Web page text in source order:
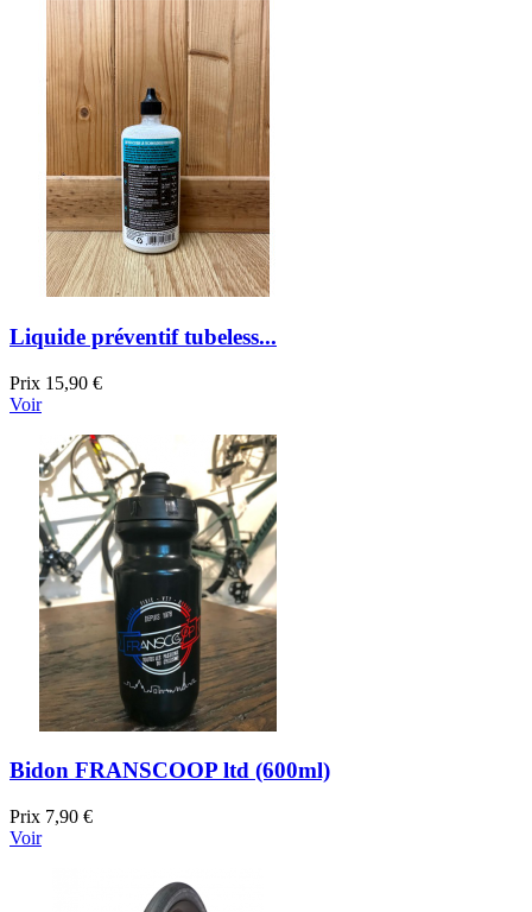
Liquide préventif tubeless...
Prix 15,90 €
Voir
Bidon FRANSCOOP ltd (600ml)
Prix 7,90 €
Voir